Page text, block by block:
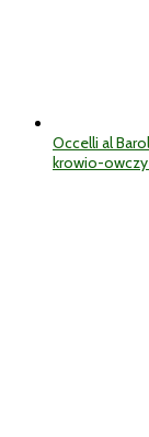
Occelli al
krowio-owczy